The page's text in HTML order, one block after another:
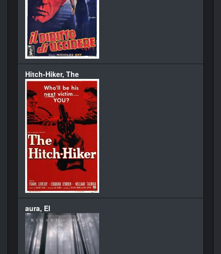
Hitch-Hiker, The
aura, El